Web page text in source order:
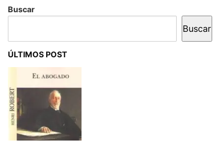
Buscar
Buscar
ÚLTIMOS POST